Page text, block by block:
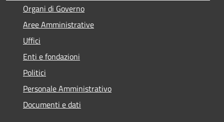
Organi di Governo
Aree Amministrative
Uffici
Enti e fondazioni
Politici
Personale Amministrativo
Documenti e dati